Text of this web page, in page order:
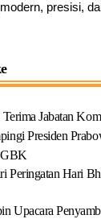
presisi,
Jabatan
Presiden
GBK
Peringatan Hari
Upacara